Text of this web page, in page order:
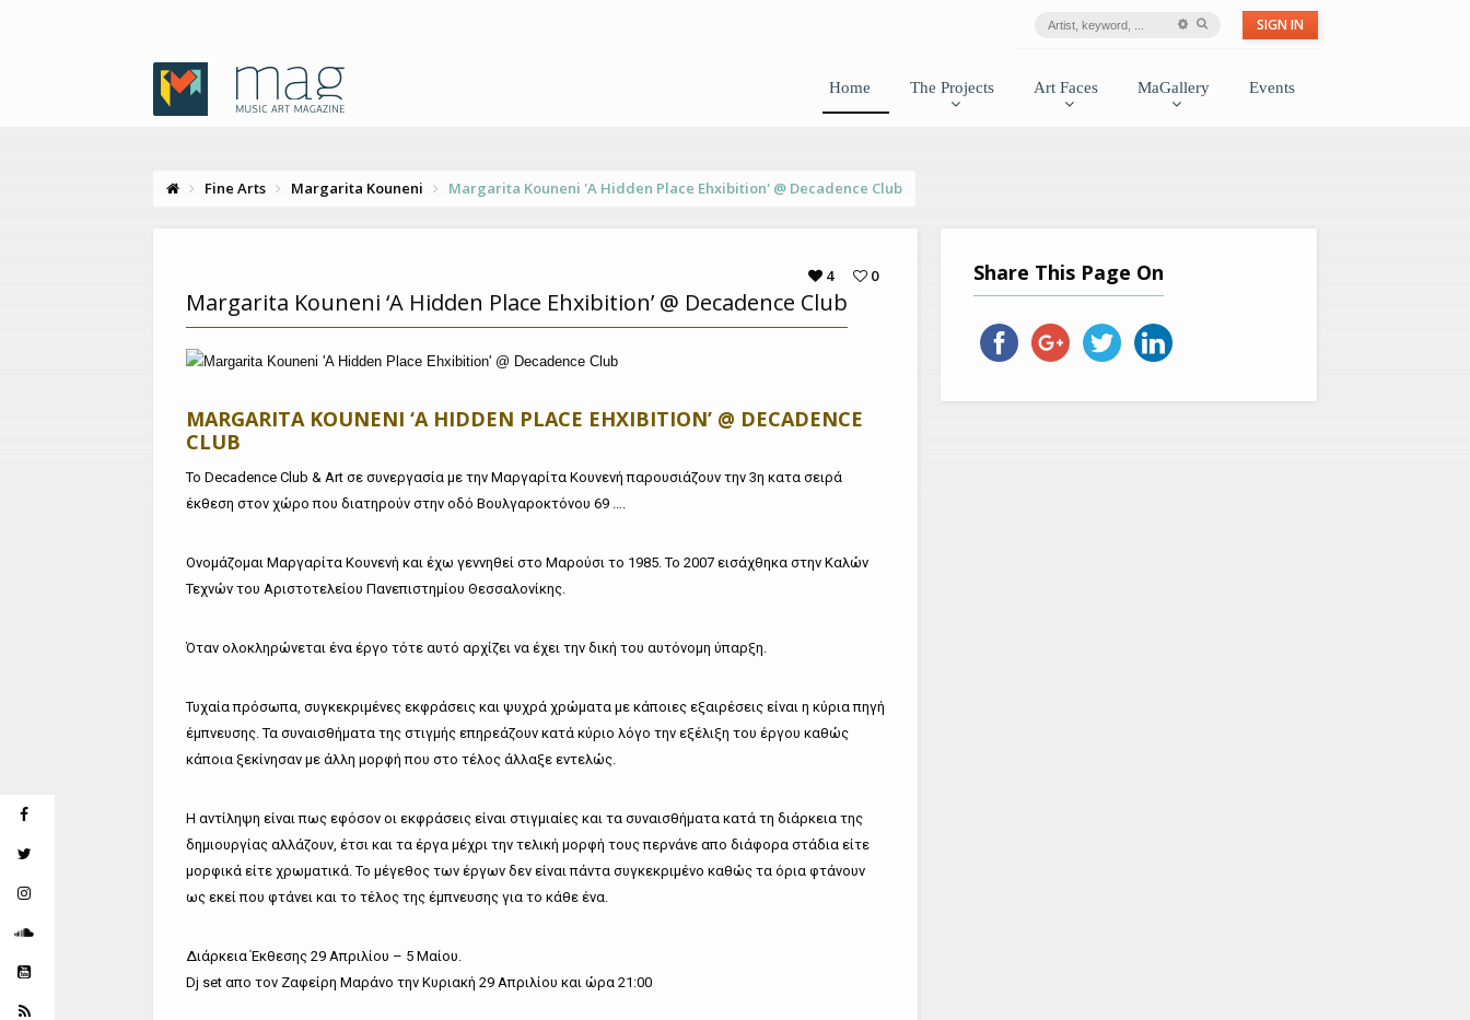
SIGN IN
Home The Projects Art Faces MaGallery Events
Fine Arts Margarita Kouneni Margarita Kouneni 'A Hidden Place Ehxibition' @ Decadence Club
4 0
Margarita Kouneni ‘A Hidden Place Ehxibition’ @ Decadence Club
MARGARITA KOUNENI ‘A HIDDEN PLACE EHXIBITION’ @ DECADENCE
CLUB
Το Decadence Club & Art σε συνεργασία με την Μαργαρίτα Κουνενή παρουσιάζουν την 3η κατα σειρά
έκθεση στον χώρο που διατηρούν στην οδό Βουλγαροκτόνου 69 ….
Ονομάζομαι Μαργαρίτα Κουνενή και έχω γεννηθεί στο Μαρούσι το 1985. Το 2007 εισάχθηκα στην Καλών
Τεχνών του Αριστοτελείου Πανεπιστημίου Θεσσαλονίκης.
Όταν ολοκληρώνεται ένα έργο τότε αυτό αρχίζει να έχει την δική του αυτόνομη ύπαρξη.
Τυχαία πρόσωπα, συγκεκριμένες εκφράσεις και ψυχρά χρώματα με κάποιες εξαιρέσεις είναι η κύρια πηγή
έμπνευσης. Τα συναισθήματα της στιγμής επηρεάζουν κατά κύριο λόγο την εξέλιξη του έργου καθώς
κάποια ξεκίνησαν με άλλη μορφή που στο τέλος άλλαξε εντελώς.
Η αντίληψη είναι πως εφόσον οι εκφράσεις είναι στιγμιαίες και τα συναισθήματα κατά τη διάρκεια της
δημιουργίας αλλάζουν, έτσι και τα έργα μέχρι την τελική μορφή τους περνάνε απο διάφορα στάδια είτε
μορφικά είτε χρωματικά. Το μέγεθος των έργων δεν είναι πάντα συγκεκριμένο καθώς τα όρια φτάνουν
ως εκεί που φτάνει και το τέλος της έμπνευσης για το κάθε ένα.
Διάρκεια Έκθεσης 29 Απριλίου – 5 Μαίου.
Dj set απο τον Ζαφείρη Μαράνο την Κυριακή 29 Απριλίου και ώρα 21:00
Share This Page On